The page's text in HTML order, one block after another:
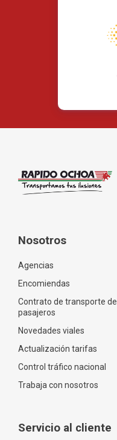
Nosotros
Agencias
Encomiendas
Contrato de transporte de
pasajeros
Novedades viales
Actualización tarifas
Control tráfico nacional
Trabaja con nosotros
Servicio al cliente